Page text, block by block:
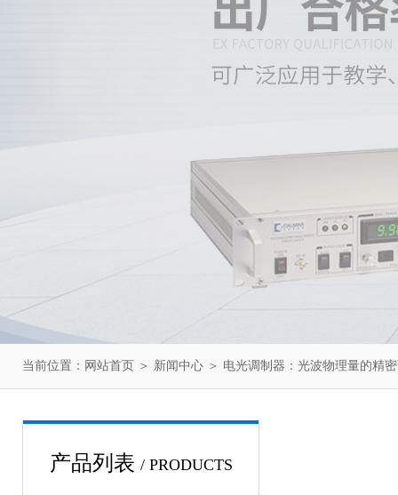
当前位置： 网站首页 ＞ 新闻中心 ＞ 电光调制器：光波物理量的精
产品列表 / PRODUCTS